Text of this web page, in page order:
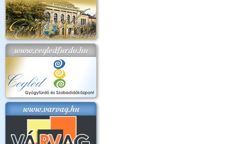
www.cegledfurdo.hu
www.varvag.hu